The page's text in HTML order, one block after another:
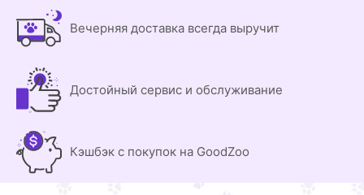
Вечерняя доставка всегда выручит
Достойный сервис и обслуживание
Кэшбэк с покупок на GoodZoo